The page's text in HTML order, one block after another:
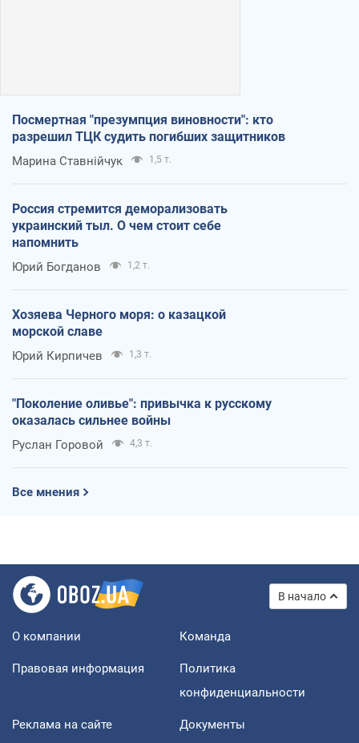
Посмертная "презумпция виновности": кто
разрешил ТЦК судить погибших защитников
Марина Ставнійчук 1,5 т.
Россия стремится деморализовать
украинский тыл. О чем стоит себе
напомнить
Юрий Богданов 1,2 т.
Хозяева Черного моря: о казацкой
морской славе
Юрий Кирпичев 1,3 т.
"Поколение оливье": привычка к русскому
оказалась сильнее войны
Руслан Горовой 4,3 т.
Все мнения
В начало
О компании Команда
Правовая информация
Политика
конфиденциальности
Реклама на сайте Документы